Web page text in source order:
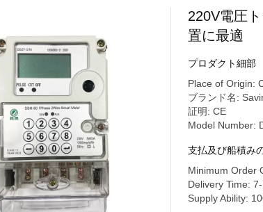
220V電圧
置に最適
プロダクト細部
Place of Origin:
ブランド名:
証明: CE
Model Number:
支払及び船積み
Minimum Order
Delivery Time:
Supply Ability: